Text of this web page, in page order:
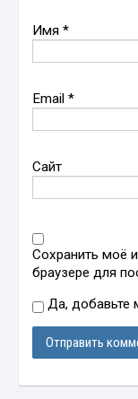
Имя*
Email*
Сайт
Сохранить моё
браузере для
Да, добавьте